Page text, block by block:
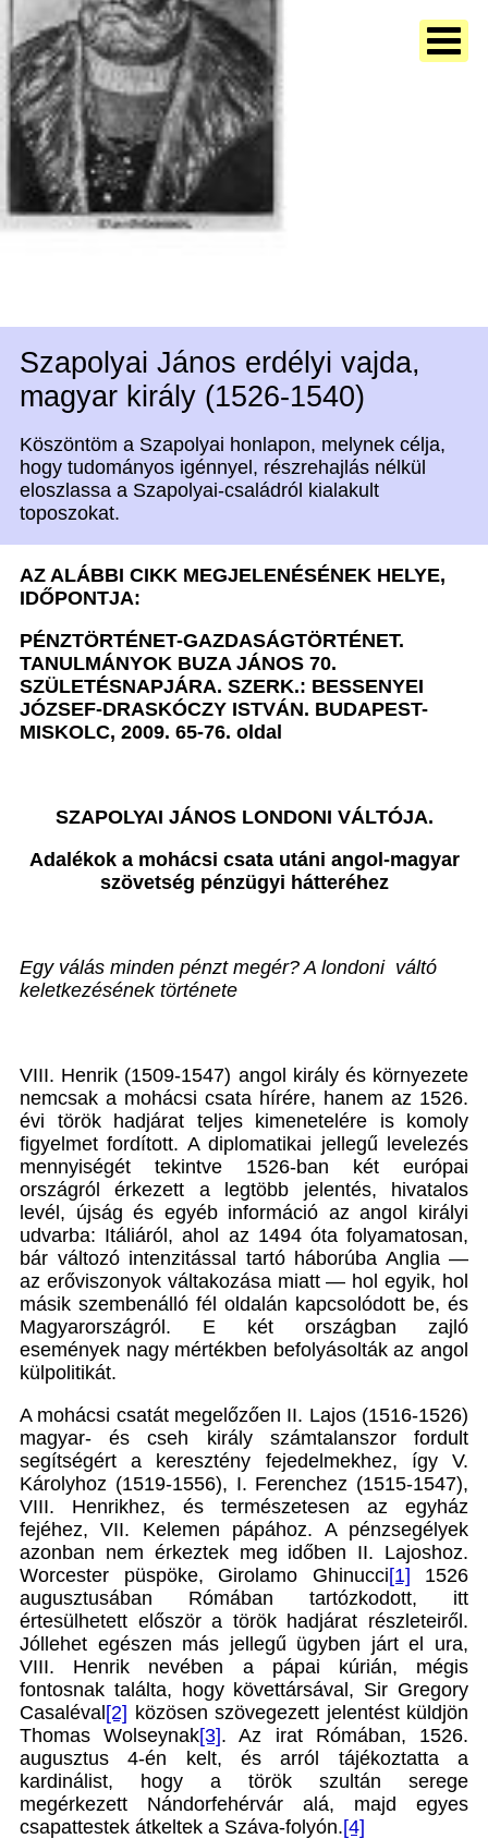
Szapolyai János erdélyi vajda,
magyar király (1526-1540)
Köszöntöm a Szapolyai honlapon, melynek célja,
hogy tudományos igénnyel, részrehajlás nélkül
eloszlassa a Szapolyai-családról kialakult
toposzokat.
AZ ALÁBBI CIKK MEGJELENÉSÉNEK HELYE,
IDŐPONTJA:
PÉNZTÖRTÉNET-GAZDASÁGTÖRTÉNET.
TANULMÁNYOK BUZA JÁNOS 70.
SZÜLETÉSNAPJÁRA. SZERK.: BESSENYEI
JÓZSEF-DRASKÓCZY ISTVÁN. BUDAPEST-
MISKOLC, 2009. 65-76. oldal
SZAPOLYAI JÁNOS LONDONI VÁLTÓJA.
Adalékok a mohácsi csata utáni angol-magyar
szövetség pénzügyi hátteréhez
Egy válás minden pénzt megér? A londoni váltó
keletkezésének története
VIII. Henrik (1509-1547) angol király és környezete
nemcsak a mohácsi csata hírére, hanem az 1526.
évi török hadjárat teljes kimenetelére is komoly
figyelmet fordított. A diplomatikai jellegű levelezés
mennyiségét tekintve 1526-ban két európai
országról érkezett a legtöbb jelentés, hivatalos
levél, újság és egyéb információ az angol királyi
udvarba: Itáliáról, ahol az 1494 óta folyamatosan,
bár változó intenzitással tartó háborúba Anglia —
az erőviszonyok váltakozása miatt — hol egyik, hol
másik szembenálló fél oldalán kapcsolódott be, és
Magyarországról. E két országban zajló
események nagy mértékben befolyásolták az angol
külpolitikát.
A mohácsi csatát megelőzően II. Lajos (1516-1526)
magyar- és cseh király számtalanszor fordult
segítségért a keresztény fejedelmekhez, így V.
Károlyhoz (1519-1556), I. Ferenchez (1515-1547),
VIII. Henrikhez, és természetesen az egyház
fejéhez, VII. Kelemen pápához. A pénzsegélyek
azonban nem érkeztek meg időben II. Lajoshoz.
Worcester püspöke, Girolamo Ghinucci[1] 1526
augusztusában Rómában tartózkodott, itt
értesülhetett először a török hadjárat részleteiről.
Jóllehet egészen más jellegű ügyben járt el ura,
VIII. Henrik nevében a pápai kúrián, mégis
fontosnak találta, hogy követtársával, Sir Gregory
Casaléval [2] közösen szövegezett jelentést küldjön
Thomas Wolseynak[3]. Az irat Rómában, 1526.
augusztus 4-én kelt, és arról tájékoztatta a
kardinálist, hogy a török szultán serege
megérkezett Nándorfehérvár alá, majd egyes
csapattestek átkeltek a Száva-folyón.[4]